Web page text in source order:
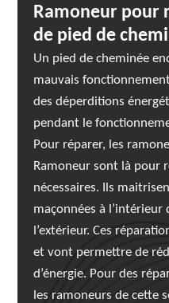
Ramoneur pour
de pied de
Un pied de cheminée
mauvais
des déperditions
pendant le
Pour réparer, les
Ramoneur sont là pour
nécessaires. Ils
maçonnées à l’intérieur
l’extérieur. Ces
et vont permettre de
d’énergie. Pour des
les ramoneurs de cette